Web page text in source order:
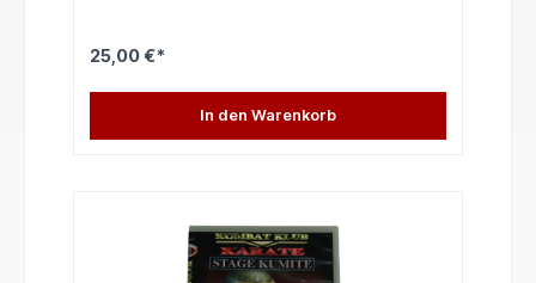
Meisterschaft gezeigt, wo er diese erfolgreich
Training und zur Wettkampfvorbereitung. In
Italienischer Sprache. 60 Minuten
25,00 €*
In den Warenkorb